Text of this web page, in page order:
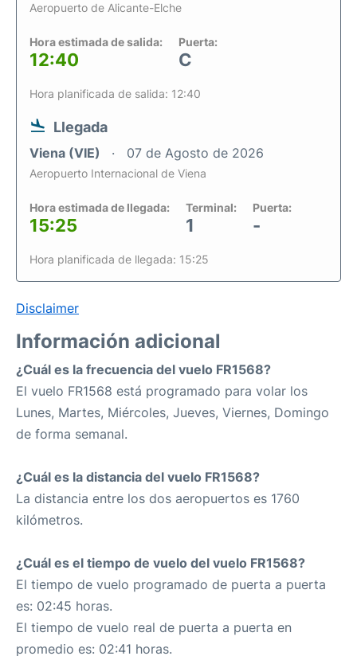
Aeropuerto de Alicante-Elche
Hora estimada de salida:
12:40
Puerta:
C
Hora planificada de salida: 12:40
Llegada
Viena (VIE) 07 de Agosto de 2026
Aeropuerto Internacional de Viena
Hora estimada de llegada:
15:25
Terminal:
1
Puerta:
-
Hora planificada de llegada: 15:25
Disclaimer
Información adicional
¿Cuál es la frecuencia del vuelo FR1568?
El vuelo FR1568 está programado para volar los
Lunes, Martes, Miércoles, Jueves, Viernes, Domingo
de forma semanal.
¿Cuál es la distancia del vuelo FR1568?
La distancia entre los dos aeropuertos es 1760
kilómetros.
¿Cuál es el tiempo de vuelo del vuelo FR1568?
El tiempo de vuelo programado de puerta a puerta
es: 02:45 horas.
El tiempo de vuelo real de puerta a puerta en
promedio es: 02:41 horas.